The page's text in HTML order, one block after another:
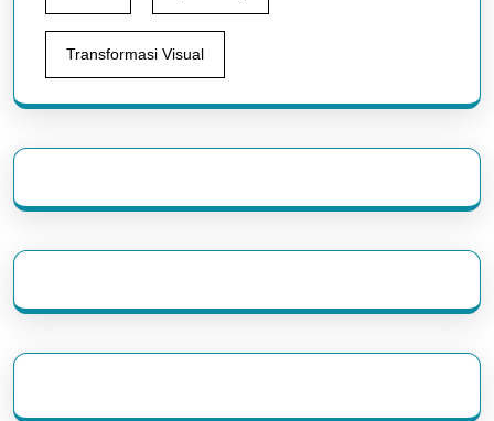
Transformasi Visual